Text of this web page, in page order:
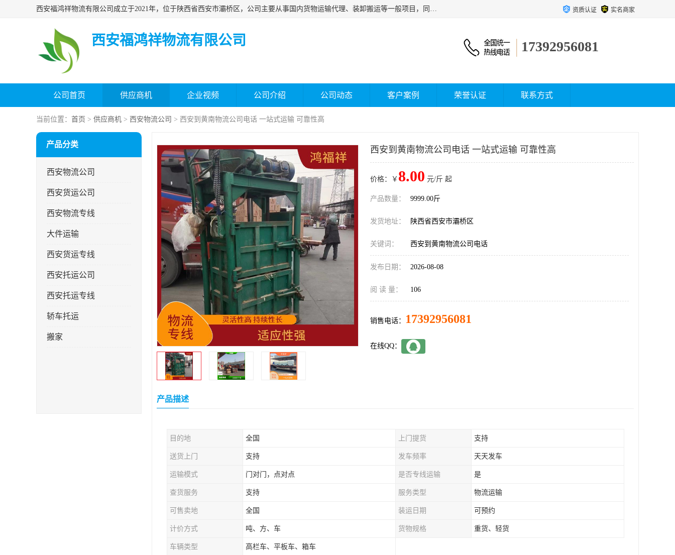
西安福鸿祥物流有限公司成立于2021年，位于陕西省西安市灞桥区，公司主要从事国内货物运输代理、装卸搬运等一般项目，同时具备道路货物运输（不含危险货物）的许可资质。凭借专业的物流服务和*的运输能力，公司致力于为客户提供安全、可靠的物流解决方案，满足多样化的运输需求，助力企业*运营。 资质认证 实名商家
西安福鸿祥物流有限公司 17392956081
公司首页 供应商机 企业视频 公司介绍 公司动态 客户案例 荣誉认证 联系方式
当前位置： 首页 > 供应商机 > 西安物流公司 > 西安到黄南物流公司电话 一站式运输 可靠性高
产品分类
西安物流公司
西安货运公司
西安物流专线
大件运输
西安货运专线
西安托运公司
西安托运专线
轿车托运
搬家
西安到黄南物流公司电话 一站式运输 可靠性高
价格：￥ 8.00 元/斤 起
产品数量： 9999.00斤
发货地址： 陕西省西安市灞桥区
关键词： 西安到黄南物流公司电话
发布日期： 2026-08-08
阅 读 量： 106
销售电话： 17392956081
在线QQ：
产品描述
目的地 全国 上门提货 支持
送货上门 支持 发车频率 天天发车
运输模式 门对门，点对点 是否专线运输 是
查货服务 支持 服务类型 物流运输
可售卖地 全国 装运日期 可预约
计价方式 吨、方、车 货物规格 重货、轻货
车辆类型 高栏车、平板车、箱车